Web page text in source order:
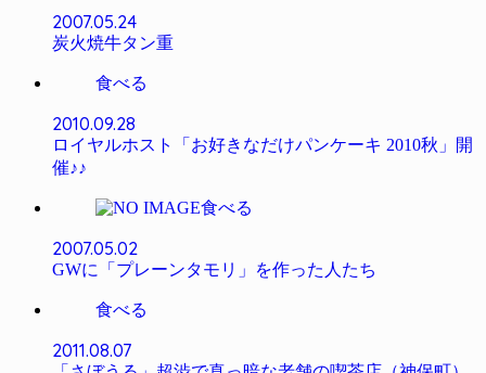
2007.05.24
炭火焼牛タン重
食べる
2010.09.28
ロイヤルホスト「お好きなだけパンケーキ 2010秋」開
催♪♪
食べる
2007.05.02
GWに「プレーンタモリ」を作った人たち
食べる
2011.08.07